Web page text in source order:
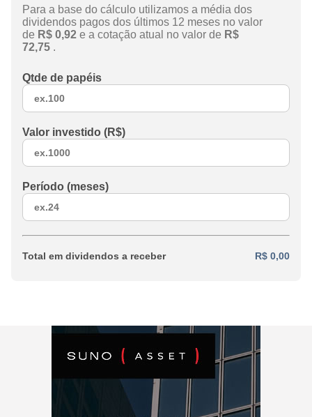
Para a base do cálculo utilizamos a média dos
dividendos pagos dos últimos 12 meses no valor
de R$ 0,92 e a cotação atual no valor de R$
72,75 .
Qtde de papéis
Valor investido (R$)
Período (meses)
Total em dividendos a receber R$ 0,00